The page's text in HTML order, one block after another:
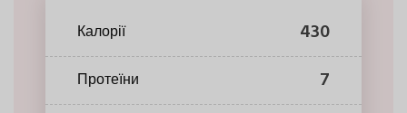
Калорії 430
Протеїни 7